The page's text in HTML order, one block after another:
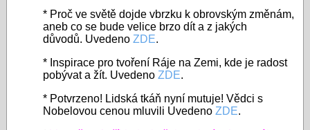
* Proč ve světě dojde vbrzku k obrovským změnám,
aneb co se bude velice brzo dít a z jakých
důvodů. Uvedeno ZDE.
* Inspirace pro tvoření Ráje na Zemi, kde je radost
pobývat a žít. Uvedeno ZDE.
* Potvrzeno! Lidská tkáň nyní mutuje! Vědci s
Nobelovou cenou mluvili Uvedeno ZDE.